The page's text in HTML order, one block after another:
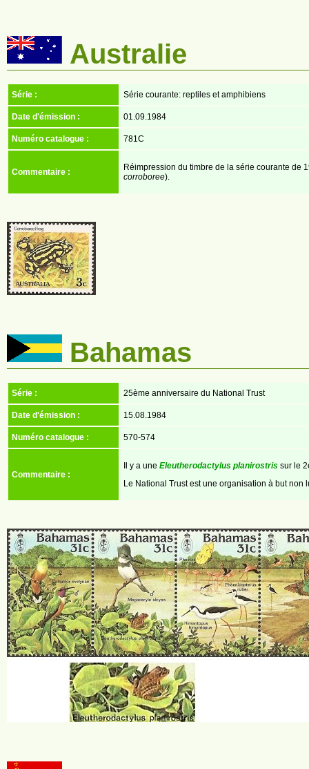
Australie
Série : Série courante: reptiles et amphibiens
Date d'émission : 01.09.1984
Numéro catalogue : 781C
Commentaire :
Réimpression du timbre de la série courante de
corroboree).
Bahamas
Série : 25ème anniversaire du National Trust
Date d'émission : 15.08.1984
Numéro catalogue : 570-574
Commentaire :
Il y a une Eleutherodactylus planirostris sur le
Le National Trust est une organisation à but